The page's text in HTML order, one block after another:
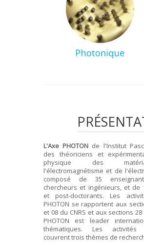
L'Axe PHOTON de l'Institut
des théoriciens et
physique des
l'électromagnétisme et de
composé de 35
chercheurs et ingénieurs, et de
et post-doctorants. Les
PHOTON se rapportent aux
et 08 du CNRS et aux sections 28
PHOTON est leader
thématiques. Les activités
couvrent trois thèmes de